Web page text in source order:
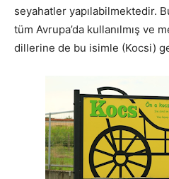
seyahatler yapılabilmektedir.
tüm Avrupa’da kullanılmış ve
dillerine de bu isimle (Kocsi)